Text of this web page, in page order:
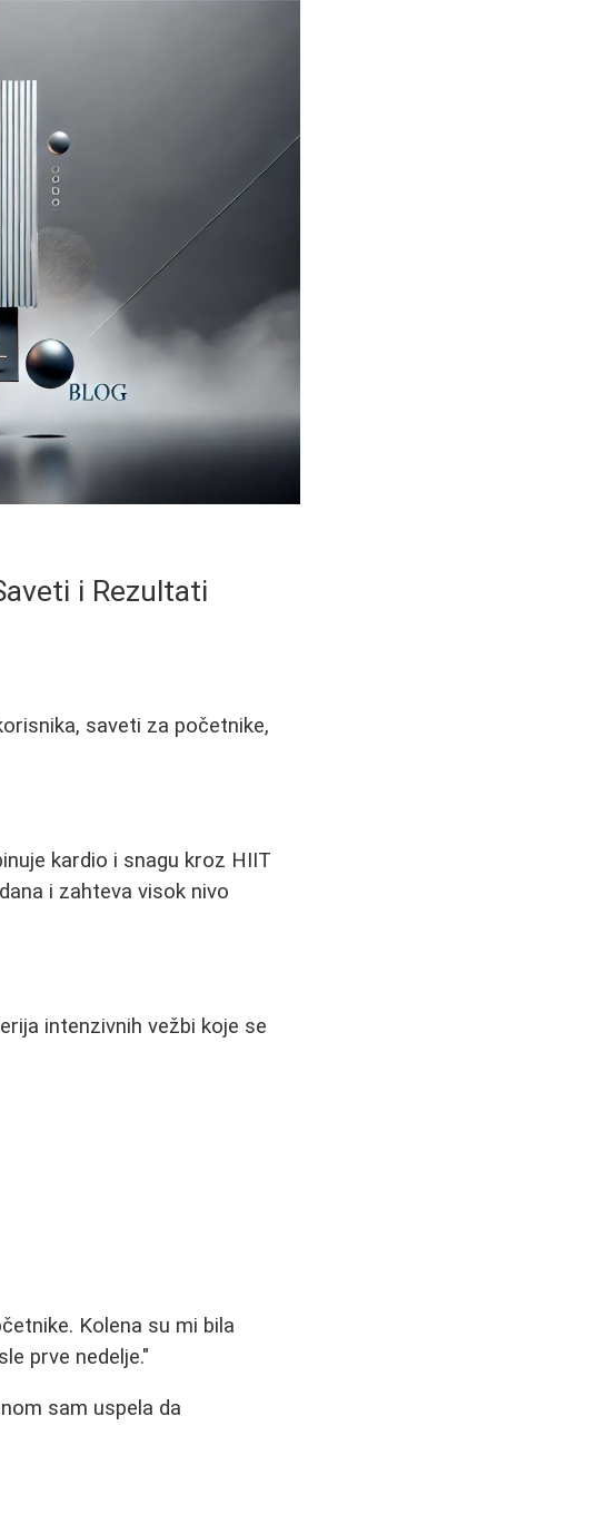
i Rezultati
saveti za početnike,
kardio i snagu kroz HIIT
i zahteva visok nivo
intenzivnih vežbi koje se
Kolena su mi bila
prve nedelje."
sam uspela da